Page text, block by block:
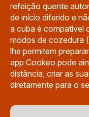
refeição quente
de início diferido e
a cuba é compatível
modos de cozedura
lhe permitem
app Cookeo pode
distância, criar as
diretamente para o